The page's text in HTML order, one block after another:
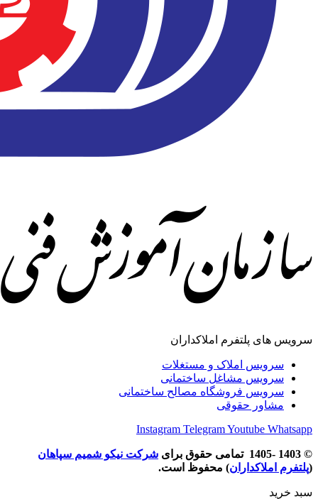
سرویس های پلتفرم املاکداران
سرویس املاک و مستغلات
سرویس مشاغل ساختمانی
سرویس فروشگاه مصالح ساختمانی
مشاور حقوقی
Instagram TelegramYoutube Whatsapp
© 1403 -1405 تمامی حقوق برای
شرکت نیکو شمیم سپاهان
(پلتفرم املاکداران) محفوظ است.
سبد خرید